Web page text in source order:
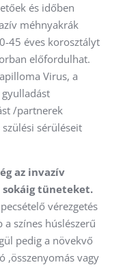
és időben
méhnyakrák
45 éves korosztályt
előfordulhat.
Virus, a
/partnerek
sérüléseit
az invazív
sokáig tüneteket.
vérezgetés
színes húslészerű
pedig a növekvő
,összenyomás vagy